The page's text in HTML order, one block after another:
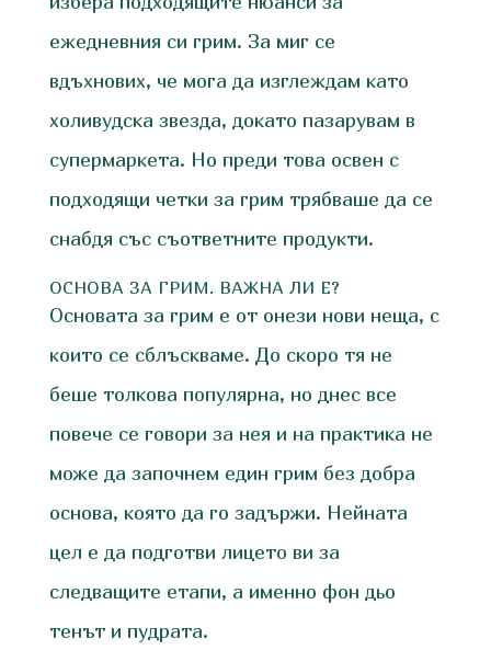
ежедневния си грим. За миг се
вдъхнових, че мога да изглеждам като
холивудска звезда, докато пазарувам в
супермаркета. Но преди това освен с
подходящи четки за грим трябваше да се
снабдя със съответните продукти.
ОСНОВА ЗА ГРИМ. ВАЖНА ЛИ Е?
Основата за грим е от онези нови неща, с
които се сблъскваме. До скоро тя не
беше толкова популярна, но днес все
повече се говори за нея и на практика не
може да започнем един грим без добра
основа, която да го задържи. Нейната
цел е да подготви лицето ви за
следващите етапи, а именно фон дьо
тенът и пудрата.